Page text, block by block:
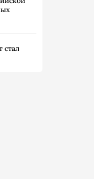
стал